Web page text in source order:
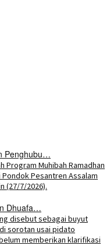
Penghubu…
Dhuafa…